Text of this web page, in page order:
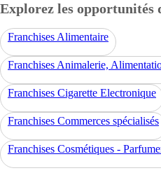
Explorez les opportunités
Franchises Alimentaire
Franchises Animalerie,
Franchises Cigarette Electronique
Franchises Commerces spécialisés
Franchises Cosmétiques -